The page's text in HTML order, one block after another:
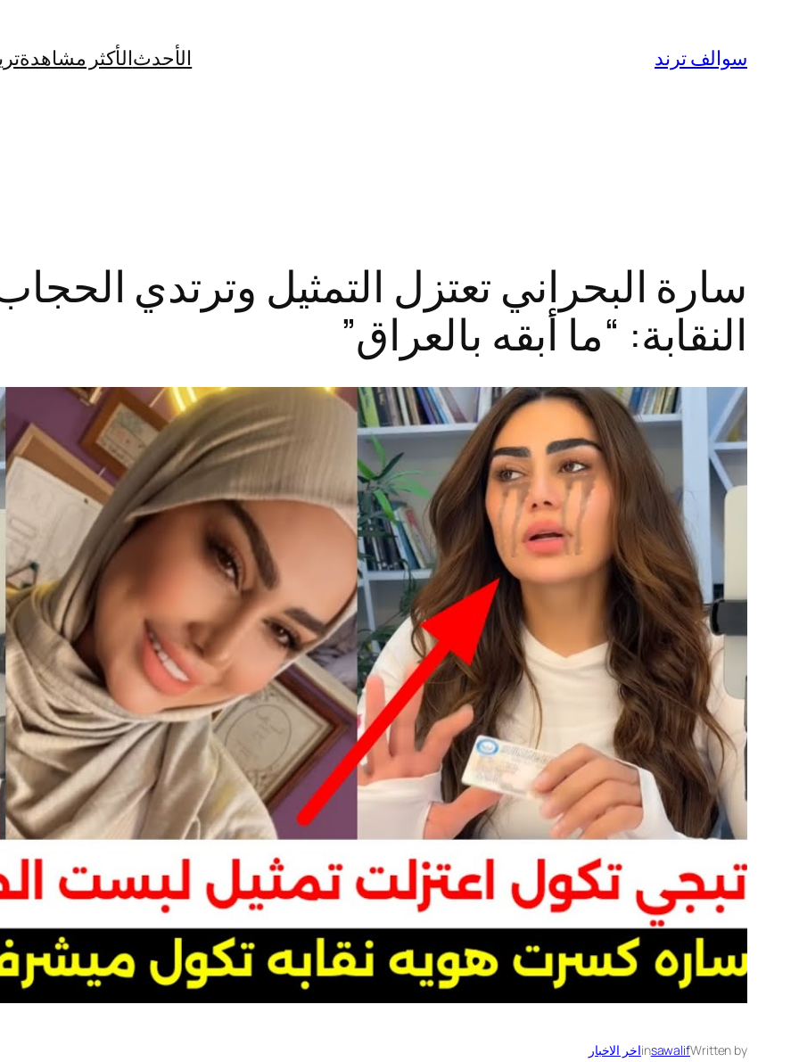
المحتوى
سوالف ترند الأحدثالأكثر مشاهدة
سارة البحراني تعتزل التمثيل وترتدي
النقابة: “ما أبقه بالعراق”
Written by
sawalif
inاخر الاخبار